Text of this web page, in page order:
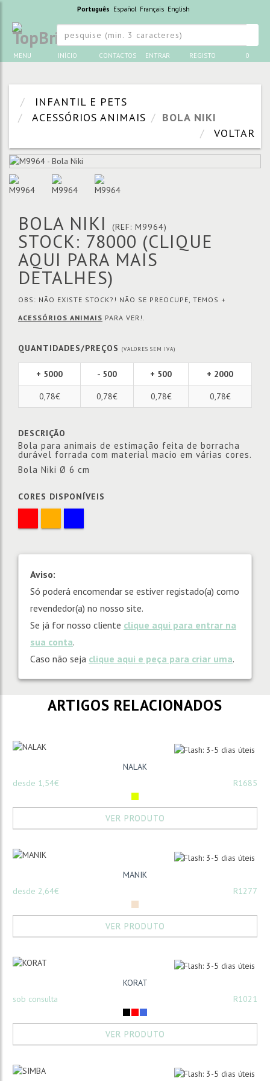
Português Español Français English
MENU INÍCIO CONTACTOS ENTRAR REGISTO 0
INFANTIL E PETS
ACESSÓRIOS ANIMAIS
BOLA NIKI
VOLTAR
BOLA NIKI (REF: M9964)
STOCK: 78000 (CLIQUE
AQUI PARA MAIS
DETALHES)
OBS: NÃO EXISTE STOCK?! NÃO SE PREOCUPE, TEMOS +
ACESSÓRIOS ANIMAIS PARA VER!.
QUANTIDADES/PREÇOS (VALORES SEM IVA)
+ 5000 - 500 + 500 + 2000
0,78€ 0,78€ 0,78€ 0,78€
DESCRIÇÃO
Bola para animais de estimação feita de borracha
durável forrada com material macio em várias cores.
Bola Niki Ø 6 cm
CORES DISPONÍVEIS
Aviso:
Só poderá encomendar se estiver registado(a) como
revendedor(a) no nosso site.
Se já for nosso cliente clique aqui para entrar na
sua conta.
Caso não seja clique aqui e peça para criar uma.
ARTIGOS RELACIONADOS
NALAK
desde 1,54€
R1685
VER PRODUTO
MANIK
desde 2,64€
R1277
VER PRODUTO
KORAT
sob consulta
R1021
VER PRODUTO